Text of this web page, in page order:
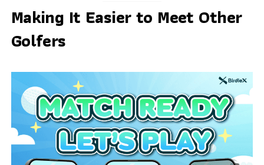
Making It Easier to Meet Other
Golfers